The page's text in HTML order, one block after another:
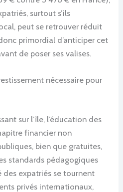
surtout s’ils
peut se retrouver réduit
primordial d’anticiper cet
de poser ses valises.
nécessaire pour
sur l’île, l’éducation des
financier non
bien que gratuites,
standards pédagogiques
expatriés se tournent
privés internationaux,